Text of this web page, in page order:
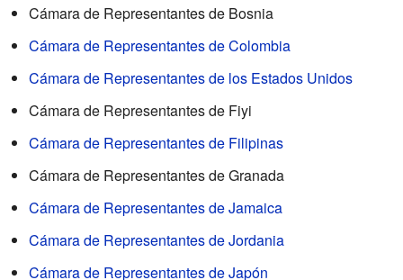
Cámara de Representantes de Bosnia
Cámara de Representantes de Colombia
Cámara de Representantes de los Estados Unidos
Cámara de Representantes de Fiyi
Cámara de Representantes de Filipinas
Cámara de Representantes de Granada
Cámara de Representantes de Jamaica
Cámara de Representantes de Jordania
Cámara de Representantes de Japón